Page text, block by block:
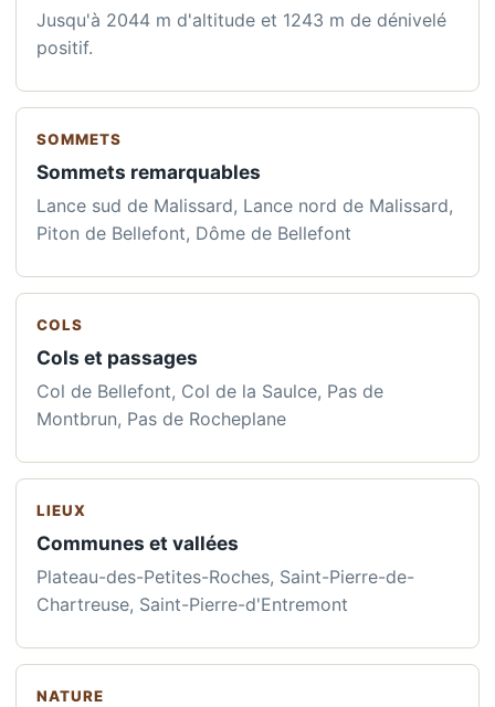
Jusqu'à 2044 m d'altitude et 1243 m de dénivelé
positif.
SOMMETS
Sommets remarquables
Lance sud de Malissard, Lance nord de Malissard,
Piton de Bellefont, Dôme de Bellefont
COLS
Cols et passages
Col de Bellefont, Col de la Saulce, Pas de
Montbrun, Pas de Rocheplane
LIEUX
Communes et vallées
Plateau-des-Petites-Roches, Saint-Pierre-de-
Chartreuse, Saint-Pierre-d'Entremont
NATURE